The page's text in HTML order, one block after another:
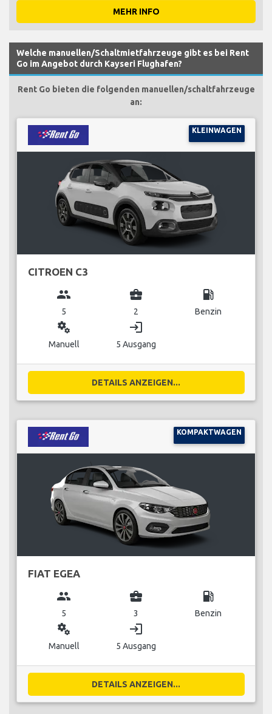
MEHR INFO
Welche manuellen/Schaltmietfahrzeuge gibt es bei Rent
Go im Angebot durch Kayseri Flughafen?
Rent Go bieten die folgenden manuellen/schaltfahrzeuge
an:
KLEINWAGEN
CITROEN C3
group
5
business_center
2
local_gas_station
Benzin
miscellaneous_services
Manuell
login
5 Ausgang
DETAILS ANZEIGEN...
KOMPAKTWAGEN
FIAT EGEA
group
5
business_center
3
local_gas_station
Benzin
miscellaneous_services
Manuell
login
5 Ausgang
DETAILS ANZEIGEN...